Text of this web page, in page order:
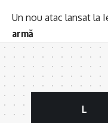
Un nou atac lansat la
armă
L